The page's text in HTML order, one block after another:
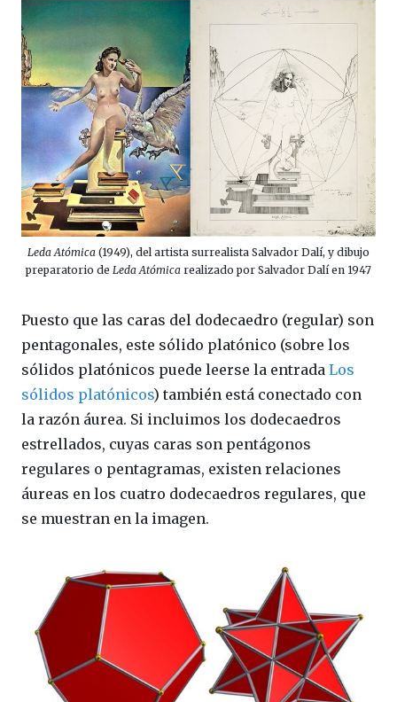
Leda Atómica (1949), del artista surrealista Salvador Dalí, y dibujo
preparatorio de Leda Atómica realizado por Salvador Dalí en 1947
Puesto que las caras del dodecaedro (regular) son
pentagonales, este sólido platónico (sobre los
sólidos platónicos puede leerse la entrada Los
sólidos platónicos) también está conectado con
la razón áurea. Si incluimos los dodecaedros
estrellados, cuyas caras son pentágonos
regulares o pentagramas, existen relaciones
áureas en los cuatro dodecaedros regulares, que
se muestran en la imagen.